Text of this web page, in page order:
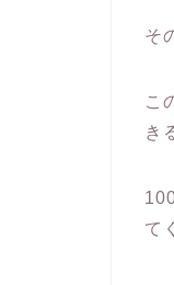
そ
こ
き
て